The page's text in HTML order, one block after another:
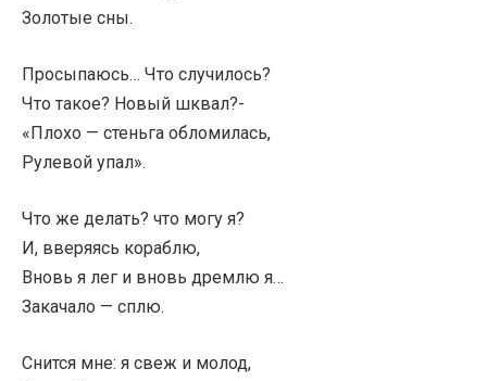
Золотые сны.
Просыпаюсь… Что случилось?
Что такое? Новый шквал?-
«Плохо — стеньга обломилась,
Рулевой упал».
Что же делать? что могу я?
И, вверяясь кораблю,
Вновь я лег и вновь дремлю я…
Закачало — сплю.
Снится мне: я свеж и молод,